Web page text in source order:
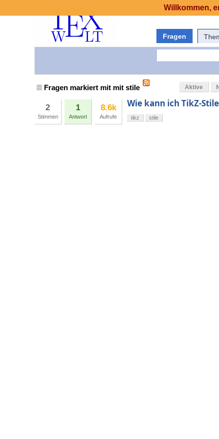
Fragen
Fragen markiert mit mit stile Aktive
2
Stimmen
1
Antwort
8.6k
Aufrufe
Wie kann ich TikZ-
tikz stile
Willkommen,